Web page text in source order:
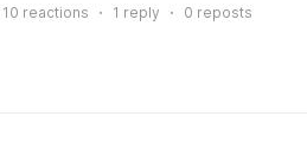
10 reactions 1 reply 0 reposts